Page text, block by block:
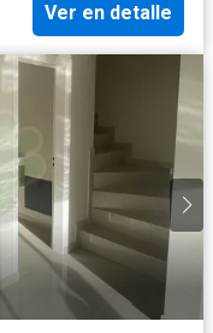
Ver en detalle